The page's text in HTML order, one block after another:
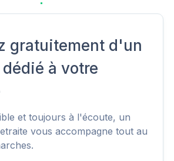
gratuitement d'un
à votre
et toujours à l'écoute, un
vous accompagne tout au